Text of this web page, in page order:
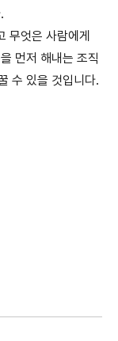
무엇은 사람에게
먼저 해내는 조직
수 있을 것입니다.